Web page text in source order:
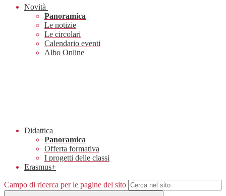
Novità
Panoramica
Le notizie
Le circolari
Calendario eventi
Albo Online
Didattica
Panoramica
Offerta formativa
I progetti delle classi
Erasmus+
Campo di ricerca per le pagine del sito